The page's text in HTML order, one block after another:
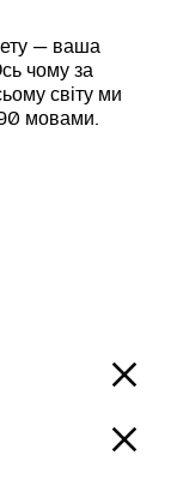
— ваша
чому за
світу ми
мовами.